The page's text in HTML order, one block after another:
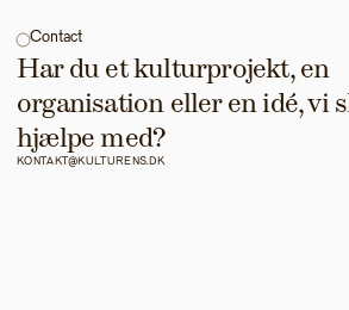
Contact
Har du et kulturprojekt, en
organisation eller en idé, vi
hjælpe med?
KONTAKT@KULTURENS.DK